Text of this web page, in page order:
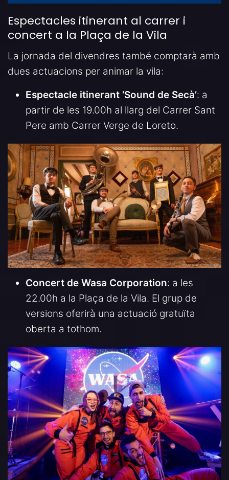
Espectacles itinerant al carrer i
concert a la Plaça de la Vila
La jornada del divendres també comptarà amb
dues actuacions per animar la vila:
Espectacle itinerant ‘Sound de Secà’: a
partir de les 19.00h al llarg del Carrer Sant
Pere amb Carrer Verge de Loreto.
Concert de Wasa Corporation: a les
22.00h a la Plaça de la Vila. El grup de
versions oferirà una actuació gratuïta
oberta a tothom.